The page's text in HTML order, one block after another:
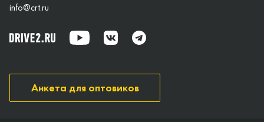
info@crt.ru
Анкета для оптовиков